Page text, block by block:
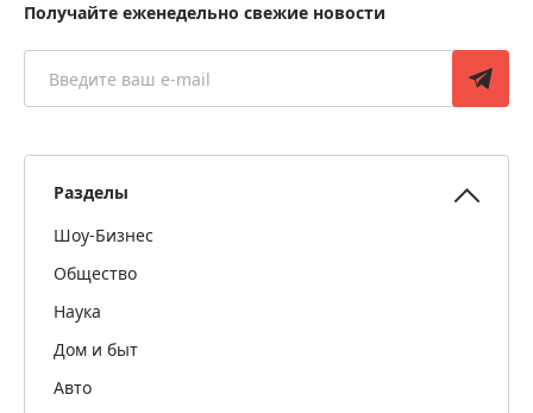
Получайте еженедельно свежие новости
Разделы
Шоу-Бизнес
Общество
Наука
Дом и быт
Авто